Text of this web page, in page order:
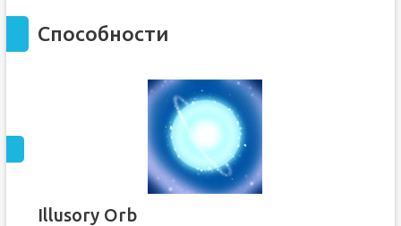
Способности
Illusory Orb